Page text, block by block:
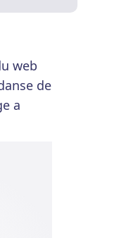
web
de
a